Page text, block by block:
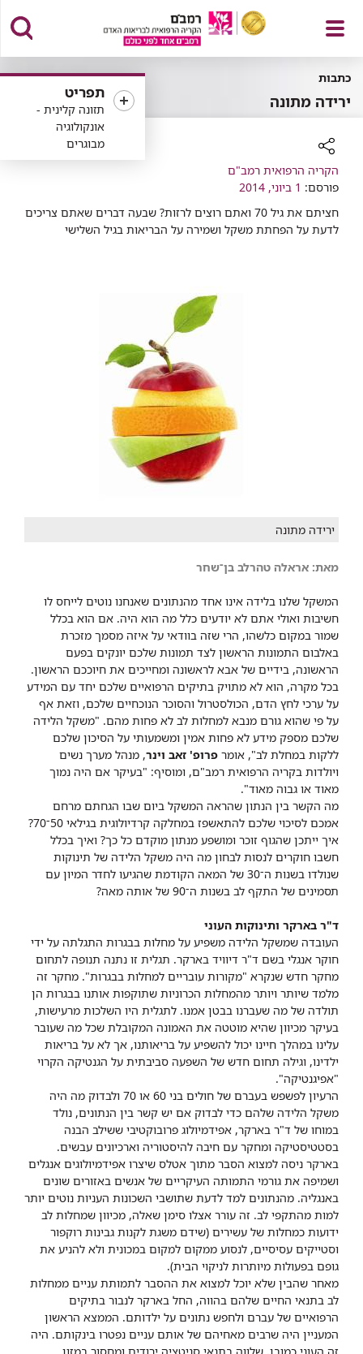
פתח
תפריט
תפריט
תזונה קלינית -
אונקולוגיה
מבוגרים
כתבות
ירידה מתונה
רכיב
שיתוף
הקריה הרפואית רמב"ם
פורסם: 1 ביוני, 2014
חציתם את גיל 70 ואתם רוצים לרזות? שבעה דברים שאתם צריכים
לדעת על הפחתת משקל ושמירה על הבריאות בגיל השלישי
ירידה מתונה
מאת: אראלה טהרלב בן־שחר
​המשקל שלנו בלידה אינו אחד מהנתונים שאנחנו נוטים לייחס לו
חשיבות ואולי אתם לא יודעים כלל מה הוא היה. אם הוא בכלל
שמור במקום כלשהו, הרי שזה בוודאי על איזה מסמך מזכרת
באלבום התמונות הראשון לצד תמונות שלכם יונקים בפעם
הראשונה, בידיים של אבא לראשונה ומחייכים את חיוככם הראשון.
בכל מקרה, הוא לא מתויק בתיקים הרפואיים שלכם יחד עם המידע
על ערכי לחץ הדם, הכולסטרול והסוכר הנוכחיים שלכם, וזאת אף
על פי שהוא גורם מנבא למחלות לב לא פחות מהם. "משקל הלידה
שלכם מספק מידע לא פחות אמין ומשמעותי על הסיכון שלכם
ללקות במחלת לב", אומר פרופ' זאב וינר, מנהל מערך נשים
ויולדות בקריה הרפואית רמב"ם, ומוסיף: "בעיקר אם היה נמוך
מאוד או גבוה מאוד".
מה הקשר בין הנתון שהראה המשקל ביום שבו הגחתם מרחם
אמכם לסיכוי שלכם להתאשפז במחלקה קרדיולוגית בגילאי 50־70?
איך ייתכן שהגוף זוכר ומושפע מנתון מוקדם כל כך? ואיך בכלל
חשבו חוקרים לנסות לבחון מה היה משקל הלידה של תינוקות
שנולדו בשנות ה־30 של המאה הקודמת שהגיעו לחדר המיון עם
תסמינים של התקף לב בשנות ה־90 של אותה מאה?
ד"ר בארקר ותינוקות העוני
העובדה שמשקל הלידה משפיע על מחלות בבגרות התגלתה על ידי
חוקר אנגלי בשם ד"ר דיוויד בארקר. תגלית זו נתנה תנופה לתחום
מחקר חדש שנקרא "מקורות עובריים למחלות בבגרות". מחקר זה
מלמד שיותר ויותר מהמחלות הכרוניות שתוקפות אותנו בבגרות הן
תולדה של מה שעברנו בבטן אמנו. לתגלית היו השלכות מרעישות,
בעיקר מכיוון שהיא מוטטה את האמונה המקובלת שכל מה שעובר
עלינו במהלך חיינו יכול להשפיע על בריאותנו, אך לא על בריאות
ילדינו, וגילה תחום חדש של השפעה סביבתית על הגנטיקה הקרוי
"אפיגנטיקה".
הרעיון לפשפש בעברם של חולים בני 60 או 70 ולבדוק מה היה
משקל הלידה שלהם כדי לבדוק אם יש קשר בין הנתונים, נולד
במוחו של ד"ר בארקר, אפידמיולוג פרובוקטיבי ששילב הבנה
בסטטיסטיקה ומחקר עם חיבה להיסטוריה וארכיונים עבשים.
בארקר ניסה למצוא הסבר מתוך אטלס שיצרו אפידמיולוגים אנגלים
ושמיפה את גורמי התמותה העיקריים של אנשים באזורים שונים
באנגליה. מהנתונים למד לדעת שתושבי השכונות העניות נוטים יותר
למות מהתקפי לב. זה עורר אצלו סימן שאלה, מכיוון שמחלות לב
ידועות כמחלות של עשירים (שידם משגת לקנות גבינות רוקפור
וסטייקים עסיסיים, לנסוע ממקום למקום במכונית ולא להניע את
גופם בפעולות מיותרות לניקוי הבית).
מאחר שהבין שלא יוכל למצוא את ההסבר לתמותת עניים ממחלות
לב בתנאי החיים שלהם בהווה, החל בארקר לנבור בתיקים
הרפואיים של עברם ולחפש נתונים על ילדותם. הממצא הראשון
המעניין היה שרבים מאחיהם של אותם עניים נפטרו בינקותם. היה